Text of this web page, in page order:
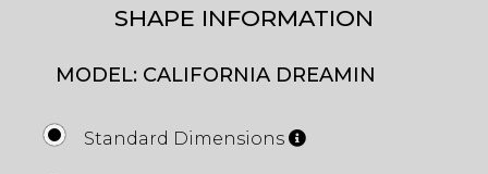
SHAPE INFORMATION
MODEL: CALIFORNIA DREAMIN
Standard Dimensions